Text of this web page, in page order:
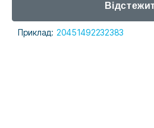
Приклад: 20451492232383